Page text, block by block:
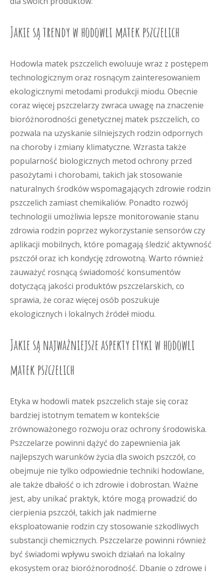
Jakie są trendy w hodowli matek pszczelich
Hodowla matek pszczelich ewoluuje wraz z postępem
technologicznym oraz rosnącym zainteresowaniem
ekologicznymi metodami produkcji miodu. Obecnie
coraz więcej pszczelarzy zwraca uwagę na znaczenie
bioróżnorodności genetycznej matek pszczelich, co
pozwala na uzyskanie silniejszych rodzin odpornych
na choroby i zmiany klimatyczne. Wzrasta także
popularność biologicznych metod ochrony przed
pasożytami i chorobami, takich jak stosowanie
naturalnych środków wspomagających zdrowie rodzin
pszczelich zamiast chemikaliów. Ponadto rozwój
technologii umożliwia lepsze monitorowanie stanu
zdrowia rodzin poprzez wykorzystanie sensorów czy
aplikacji mobilnych, które pomagają śledzić aktywność
pszczół oraz ich kondycję zdrowotną. Warto również
zauważyć rosnącą świadomość konsumentów
dotyczącą jakości produktów pszczelarskich, co
sprawia, że coraz więcej osób poszukuje
ekologicznych i lokalnych źródeł miodu.
Jakie są najważniejsze aspekty etyki w hodowli
matek pszczelich
Etyka w hodowli matek pszczelich staje się coraz
bardziej istotnym tematem w kontekście
zrównoważonego rozwoju oraz ochrony środowiska.
Pszczelarze powinni dążyć do zapewnienia jak
najlepszych warunków życia dla swoich pszczół, co
obejmuje nie tylko odpowiednie techniki hodowlane,
ale także dbałość o ich zdrowie i dobrostan. Ważne
jest, aby unikać praktyk, które mogą prowadzić do
cierpienia pszczół, takich jak nadmierne
eksploatowanie rodzin czy stosowanie szkodliwych
substancji chemicznych. Pszczelarze powinni również
być świadomi wpływu swoich działań na lokalny
ekosystem oraz bioróżnorodność. Dbanie o zdrowe i